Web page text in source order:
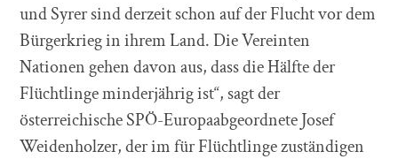
und Syrer sind derzeit schon auf der Flucht vor dem
Bürgerkrieg in ihrem Land. Die Vereinten
Nationen gehen davon aus, dass die Hälfte der
Flüchtlinge minderjährig ist“, sagt der
österreichische SPÖ-Europaabgeordnete Josef
Weidenholzer, der im für Flüchtlinge zuständigen